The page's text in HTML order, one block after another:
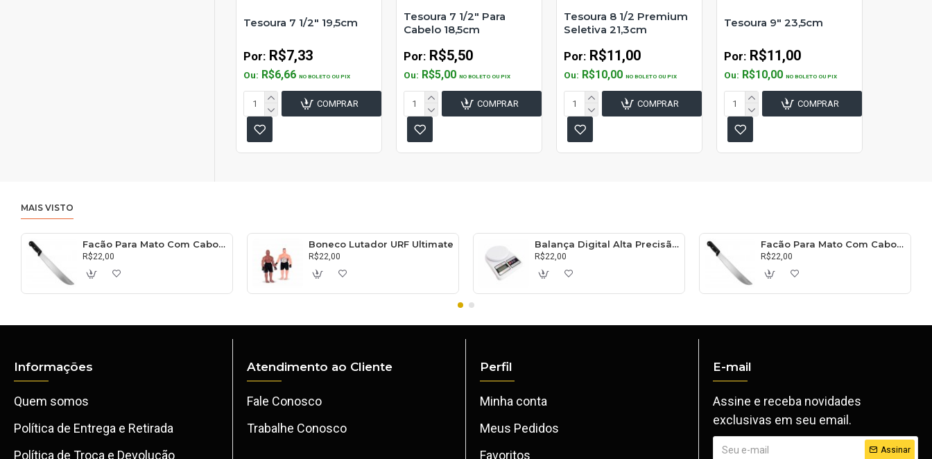
Tesoura 7 1/2" 19,5cm
Por: R$7,33
Ou: R$6,66 NO BOLETO OU PIX
COMPRAR
Tesoura 7 1/2" Para
Cabelo 18,5cm
Por:R$5,50
Ou: R$5,00 NO BOLETO OU PIX
COMPRAR
Tesoura 8 1/2 Premium
Seletiva 21,3cm
Por:R$11,00
Ou: R$10,00 NO BOLETO OU PIX
COMPRAR
Tesoura 9" 23,5cm
Por:R$11,00
Ou: R$10,00 NO BOLETO OU PIX
COMPRAR
MAIS VISTO
Facão Para Mato Com Cabo 30cm
R$22,00
Boneco Lutador URF Ultimate
R$22,00
Balança Digital Alta Precisão 10kg
R$22,00
Facão Para Mato Com Cabo 45cm
R$22,00
Informações
Quem somos
Política de Entrega e Retirada
Política de Troca e Devolução
Atendimento ao Cliente
Fale Conosco
Trabalhe Conosco
Perfil
Minha conta
Meus Pedidos
Favoritos
E-mail
Assine e receba novidades
exclusivas em seu email.
Assinar